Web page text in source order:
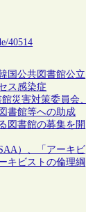
40514
国公共図書館公立
ス感染症
災害対策委員会、
書館等への助成
図書館の募集を開
）、「アーキビ
キビストの倫理綱